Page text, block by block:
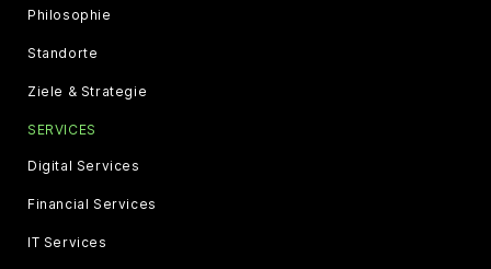
Philosophie
Standorte
Ziele & Strategie
SERVICES
Digital Services
Financial Services
IT Services